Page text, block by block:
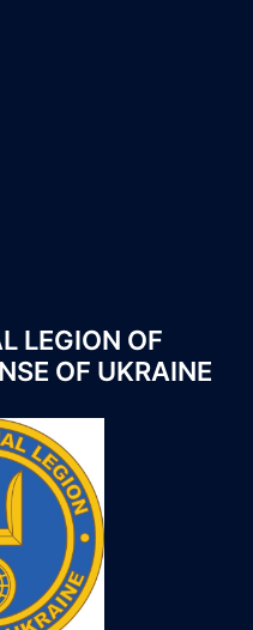
LEGION OF
OF UKRAINE